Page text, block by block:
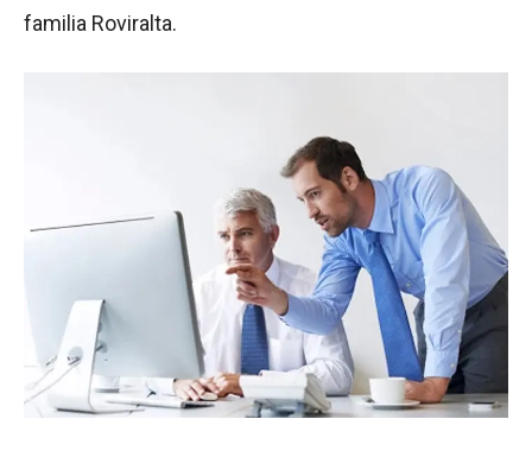
familia Roviralta.